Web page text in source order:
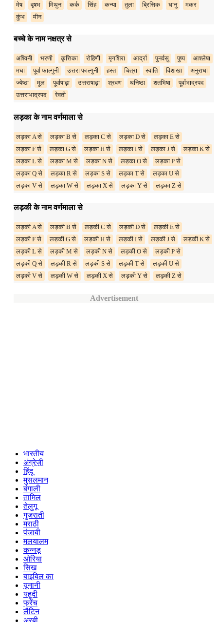
मेष वृषभ मिथुन कर्क सिंह कन्या तुला ब्रिसिक धानु
मकर
कुंभ
मीन
बच्चे के नाम नक्षत्र से
अश्विनी भरणी कृत्तिका रोहिणी मृगशिरा आर्द्रा पुनर्वसु पुष्य
आश्लेषा
मघा
पूर्वा फाल्गुनी उत्तरा फाल्गुनी हस्त चित्रा स्वाति विशाखा
अनुराधा
ज्येष्ठा
मूल पूर्वाषाढ़ा उत्तराषाढ़ा श्रवण धनिष्ठा शतभिषा
पूर्वाभाद्रपद
उत्तराभाद्रपद
रेवती
लड़का के नाम वर्णमाला से
लड़का A से लड़का B से लड़का C से लड़का D से
लड़का E से
लड़का F से
लड़का G से लड़का H से लड़का I से लड़का J से
लड़का K से
लड़का L से
लड़का M से लड़का N से लड़का O से
लड़का P से
लड़का Q से
लड़का R से लड़का S से लड़का T से
लड़का U से
लड़का V से
लड़का W से लड़का X से लड़का Y से लड़का Z से
लड़की के नाम वर्णमाला से
लड़की A से लड़की B से लड़की C से लड़की D से
लड़की E से
लड़की F से
लड़की G से लड़की H से लड़की I से लड़की J से
लड़की K से
लड़की L से
लड़की M से लड़की N से लड़की O से
लड़की P से
लड़की Q से
लड़की R से लड़की S से लड़की T से
लड़की U से
लड़की V से
लड़की W से लड़की X से लड़की Y से लड़की Z से
Advertisement
भारतीय
अंग्रेज़ी
हिंदू
मुसलमान
बंगाली
तामिल
तेलुगू
गुजराती
मराठी
पंजाबी
मलयालम
कन्नड़
ओरिया
सिख
बाइबिल का
यूनानी
यहूदी
फ्रेंच
लैटिन
अरबी